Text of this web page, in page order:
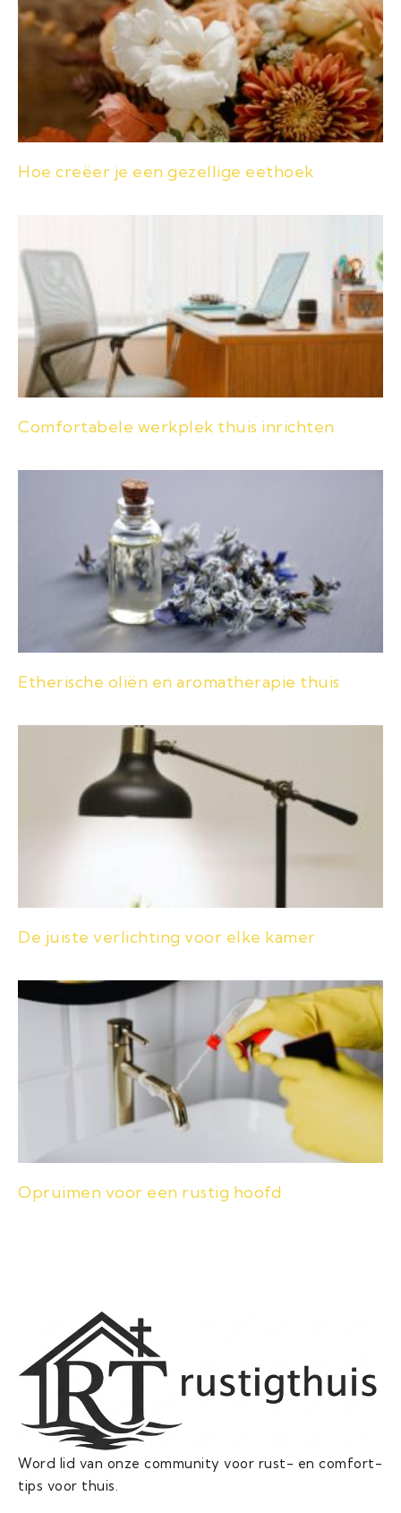
Hoe creëer je een gezellige eethoek
Comfortabele werkplek thuis inrichten
Etherische oliën en aromatherapie thuis
De juiste verlichting voor elke kamer
Opruimen voor een rustig hoofd
Word lid van onze community voor rust- en comfort-
tips voor thuis.